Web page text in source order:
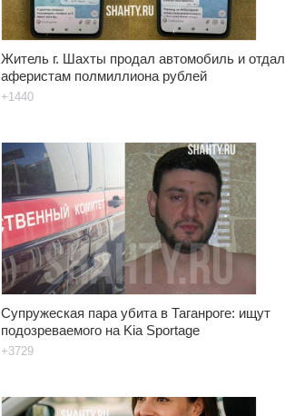
Житель г. Шахты продал автомобиль и отдал
аферистам полмиллиона рублей
+1440
Супружеская пара убита в Таганроге: ищут
подозреваемого на Kia Sportage
+3729